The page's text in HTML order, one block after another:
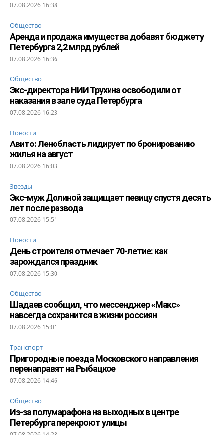
07.08.2026 16:38
Общество
Аренда и продажа имущества добавят бюджету
Петербурга 2,2 млрд рублей
07.08.2026 16:36
Общество
Экс-директора НИИ Трухина освободили от
наказания в зале суда Петербурга
07.08.2026 16:23
Новости
Авито: Ленобласть лидирует по бронированию
жилья на август
07.08.2026 16:03
Звезды
Экс-муж Долиной защищает певицу спустя десять
лет после развода
07.08.2026 15:51
Новости
День строителя отмечает 70-летие: как
зарождался праздник
07.08.2026 15:30
Общество
Шадаев сообщил, что мессенджер «Макс»
навсегда сохранится в жизни россиян
07.08.2026 15:01
Транспорт
Пригородные поезда Московского направления
перенаправят на Рыбацкое
07.08.2026 14:46
Общество
Из-за полумарафона на выходных в центре
Петербурга перекроют улицы